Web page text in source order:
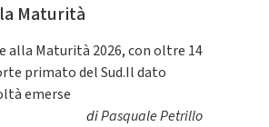
Maturità
alla Maturità 2026, con oltre 14
primato del Sud.Il dato
emerse
diPasquale Petrillo